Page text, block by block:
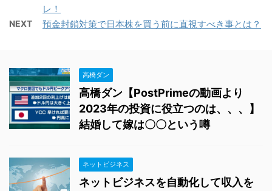
レ！
NEXT 預金封鎖対策で日本株を買う前に直視すべき事とは？
高橋ダン
高橋ダン【PostPrimeの動画より
2023年の投資に役立つのは、、、】
結婚して嫁は〇〇という噂
ネットビジネス
ネットビジネスを自動化して収入を